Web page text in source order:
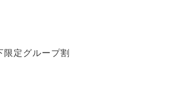
定グループ割